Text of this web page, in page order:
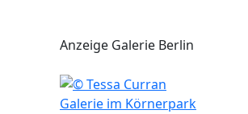
Anzeige Galerie Berlin
Galerie im Körnerpark